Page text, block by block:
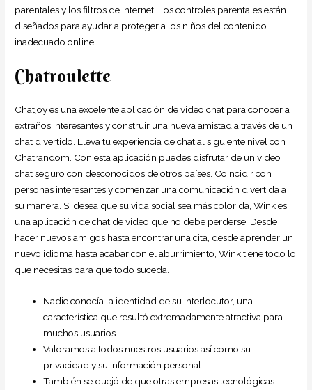
parentales y los filtros de Internet. Los controles parentales están
diseñados para ayudar a proteger a los niños del contenido
inadecuado online.
Chatroulette
Chatjoy es una excelente aplicación de video chat para conocer a
extraños interesantes y construir una nueva amistad a través de un
chat divertido. Lleva tu experiencia de chat al siguiente nivel con
Chatrandom. Con esta aplicación puedes disfrutar de un video
chat seguro con desconocidos de otros países. Coincidir con
personas interesantes y comenzar una comunicación divertida a
su manera. Si desea que su vida social sea más colorida, Wink es
una aplicación de chat de video que no debe perderse. Desde
hacer nuevos amigos hasta encontrar una cita, desde aprender un
nuevo idioma hasta acabar con el aburrimiento, Wink tiene todo lo
que necesitas para que todo suceda.
Nadie conocía la identidad de su interlocutor, una
característica que resultó extremadamente atractiva para
muchos usuarios.
Valoramos a todos nuestros usuarios así como su
privacidad y su información personal.
También se quejó de que otras empresas tecnológicas